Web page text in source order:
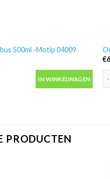
500ml -Motip 04009
500ml -Motip 04009 aantal
IN WINKELWAGEN
€
PRODUCTEN